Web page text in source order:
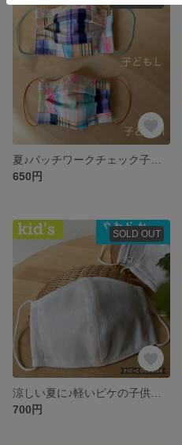
650円
SOLD OUT
700円